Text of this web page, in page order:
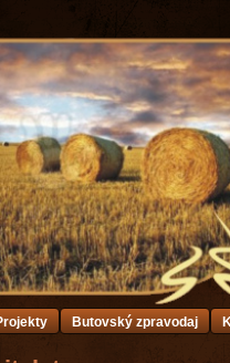
Butovský zpravodaj